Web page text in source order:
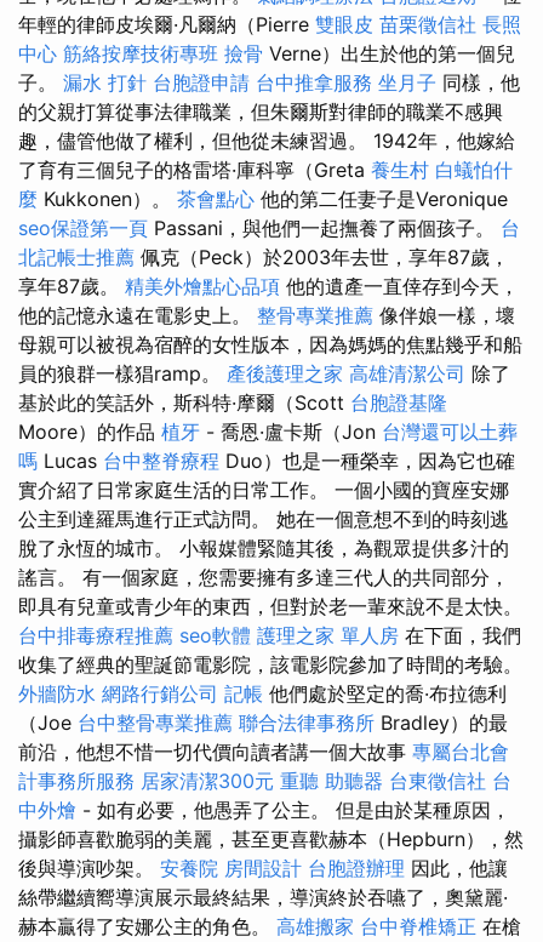
年輕的律師皮埃爾·凡爾納（Pierre 雙眼皮 苗栗徵信社 長照
中心 筋絡按摩技術專班 撿骨 Verne）出生於他的第一個兒
子。 漏水 打針 台胞證申請 台中推拿服務 坐月子 同樣，他
的父親打算從事法律職業，但朱爾斯對律師的職業不感興
趣，儘管他做了權利，但他從未練習過。 1942年，他嫁給
了育有三個兒子的格雷塔·庫科寧（Greta 養生村 白蟻怕什
麼 Kukkonen）。 茶會點心 他的第二任妻子是Veronique
seo保證第一頁 Passani，與他們一起撫養了兩個孩子。 台
北記帳士推薦 佩克（Peck）於2003年去世，享年87歲，
享年87歲。 精美外燴點心品項 他的遺產一直倖存到今天，
他的記憶永遠在電影史上。 整骨專業推薦 像伴娘一樣，壞
母親可以被視為宿醉的女性版本，因為媽媽的焦點幾乎和船
員的狼群一樣猖ramp。 產後護理之家 高雄清潔公司 除了
基於此的笑話外，斯科特·摩爾（Scott 台胞證基隆
Moore）的作品 植牙 - 喬恩·盧卡斯（Jon 台灣還可以土葬
嗎 Lucas 台中整脊療程 Duo）也是一種榮幸，因為它也確
實介紹了日常家庭生活的日常工作。 一個小國的寶座安娜
公主到達羅馬進行正式訪問。 她在一個意想不到的時刻逃
脫了永恆的城市。 小報媒體緊隨其後，為觀眾提供多汁的
謠言。 有一個家庭，您需要擁有多達三代人的共同部分，
即具有兒童或青少年的東西，但對於老一輩來說不是太快。
台中排毒療程推薦 seo軟體 護理之家 單人房 在下面，我們
收集了經典的聖誕節電影院，該電影院參加了時間的考驗。
外牆防水 網路行銷公司 記帳 他們處於堅定的喬·布拉德利
（Joe 台中整骨專業推薦 聯合法律事務所 Bradley）的最
前沿，他想不惜一切代價向讀者講一個大故事 專屬台北會
計事務所服務 居家清潔300元 重聽 助聽器 台東徵信社 台
中外燴 - 如有必要，他愚弄了公主。 但是由於某種原因，
攝影師喜歡脆弱的美麗，甚至更喜歡赫本（Hepburn），然
後與導演吵架。 安養院 房間設計 台胞證辦理 因此，他讓
絲帶繼續嚮導演展示最終結果，導演終於吞嚥了，奧黛麗·
赫本贏得了安娜公主的角色。 高雄搬家 台中脊椎矯正 在槍